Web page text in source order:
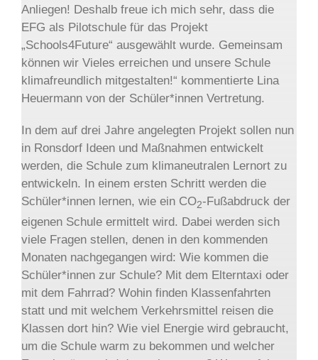
Anliegen! Deshalb freue ich mich sehr, dass die
EFG als Pilotschule für das Projekt
„Schools4Future“ ausgewählt wurde. Gemeinsam
können wir Vieles erreichen und unsere Schule
klimafreundlich mitgestalten!“ kommentierte Lina
Heuermann von der Schüler*innen Vertretung.
In dem auf drei Jahre angelegten Projekt sollen nun
in Ronsdorf Ideen und Maßnahmen entwickelt
werden, die Schule zum klimaneutralen Lernort zu
entwickeln. In einem ersten Schritt werden die
Schüler*innen lernen, wie ein CO2-Fußabdruck der
eigenen Schule ermittelt wird. Dabei werden sich
viele Fragen stellen, denen in den kommenden
Monaten nachgegangen wird: Wie kommen die
Schüler*innen zur Schule? Mit dem Elterntaxi oder
mit dem Fahrrad? Wohin finden Klassenfahrten
statt und mit welchem Verkehrsmittel reisen die
Klassen dort hin? Wie viel Energie wird gebraucht,
um die Schule warm zu bekommen und welcher